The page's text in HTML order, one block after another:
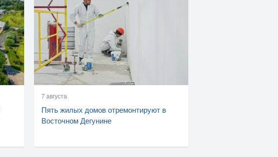
7 августа
Пять жилых домов отремонтируют в
Восточном Дегунине